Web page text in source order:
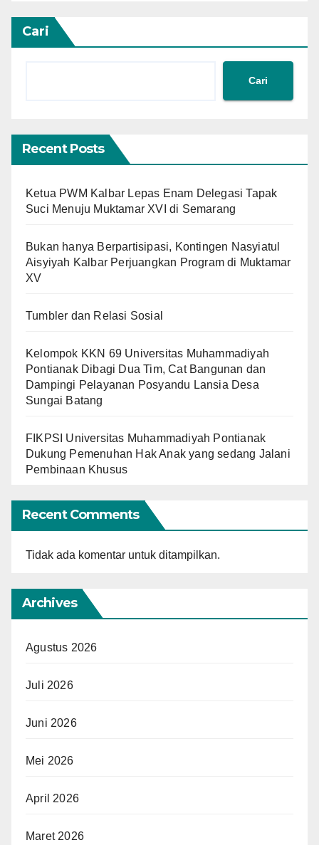
Cari
Cari
Recent Posts
Ketua PWM Kalbar Lepas Enam Delegasi Tapak
Suci Menuju Muktamar XVI di Semarang
Bukan hanya Berpartisipasi, Kontingen Nasyiatul
Aisyiyah Kalbar Perjuangkan Program di Muktamar
XV
Tumbler dan Relasi Sosial
Kelompok KKN 69 Universitas Muhammadiyah
Pontianak Dibagi Dua Tim, Cat Bangunan dan
Dampingi Pelayanan Posyandu Lansia Desa
Sungai Batang
FIKPSI Universitas Muhammadiyah Pontianak
Dukung Pemenuhan Hak Anak yang sedang Jalani
Pembinaan Khusus
Recent Comments
Tidak ada komentar untuk ditampilkan.
Archives
Agustus 2026
Juli 2026
Juni 2026
Mei 2026
April 2026
Maret 2026